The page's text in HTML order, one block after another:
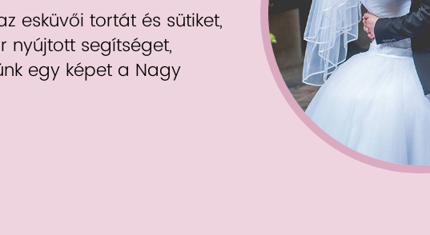
esküvői tortát és sütiket,
nyújtott segítséget,
egy képet a Nagy